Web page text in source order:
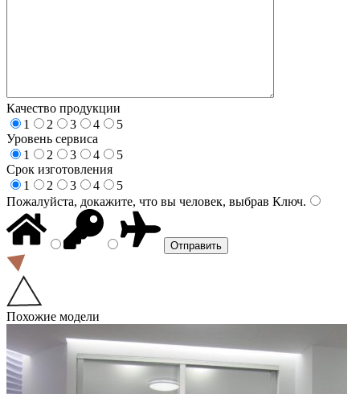
Качество продукции
1
2 3 4
5
Уровень сервиса
1
2 3 4
5
Срок изготовления
1
2 3 4
5
Пожалуйста, докажите, что вы человек, выбрав Ключ.
Похожие модели